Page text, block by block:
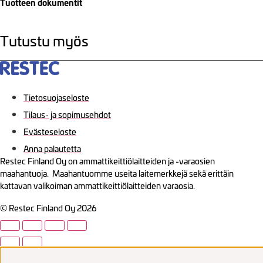
Tuotteen dokumentit
Tutustu myös
Tietosuojaseloste
Tilaus- ja sopimusehdot
Evästeseloste
Anna palautetta
Restec Finland Oy on ammattikeittiölaitteiden ja -varaosien
maahantuoja. Maahantuomme useita laitemerkkejä sekä erittäin
kattavan valikoiman ammattikeittiölaitteiden varaosia.
© Restec Finland Oy 2026